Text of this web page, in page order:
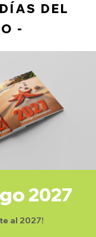
DEL
-
2027
al 2027!